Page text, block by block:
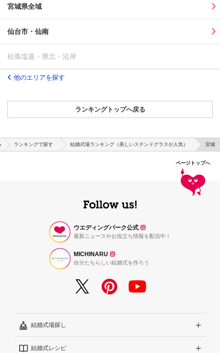
宮城県全域
仙台市・仙南
松島塩釜・県北・沿岸
他のエリアを探す
ランキングトップへ戻る
ランキングで探す 結婚式場ランキング（美しいステンドグラスが人気） 宮城
ページトップへ
ウエディングパーク公式
最新ニュースやお役立ち情報を配信中！
MICHINARU
自分たちらしい結婚式を作ろう
結婚式場探し
エリアから探す
結婚式レシピ